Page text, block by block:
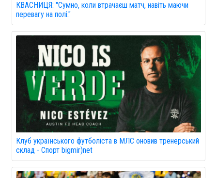
КВАСНИЦЯ: "Сумно, коли втрачаєш матч, навіть маючи
перевагу на полі."
Клуб українського футболіста в МЛС оновив тренерський
склад - Спорт bigmir)net